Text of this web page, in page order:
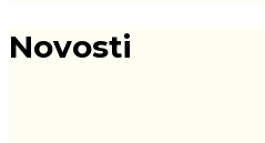
Novosti